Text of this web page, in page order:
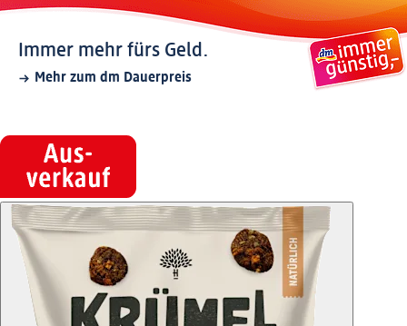
Immer mehr fürs Geld.
Mehr zum dm Dauerpreis